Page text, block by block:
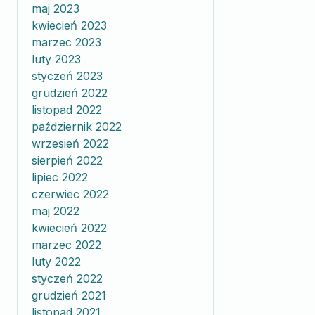
maj 2023
kwiecień 2023
marzec 2023
luty 2023
styczeń 2023
grudzień 2022
listopad 2022
październik 2022
wrzesień 2022
sierpień 2022
lipiec 2022
czerwiec 2022
maj 2022
kwiecień 2022
marzec 2022
luty 2022
styczeń 2022
grudzień 2021
listopad 2021